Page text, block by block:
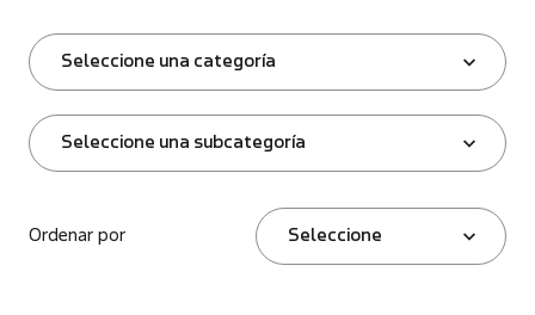
Seleccione una categoría
Seleccione una subcategoría
Ordenar por Seleccione